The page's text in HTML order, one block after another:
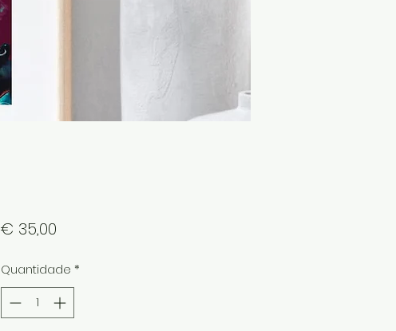
€ 35,00Preço
Quantidade *